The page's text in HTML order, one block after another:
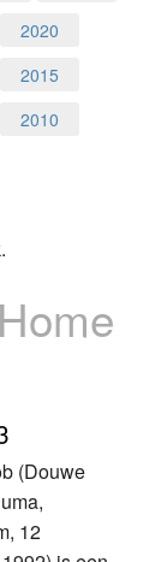
2020
2015
2010
(Douwe
12